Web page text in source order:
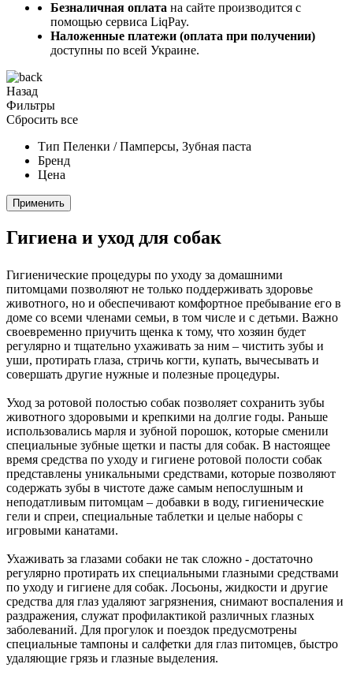
Безналичная оплата на сайте производится с
помощью сервиса LiqPay.
Наложенные платежи (оплата при получении)
доступны по всей Украине.
Назад
Фильтры
Сбросить все
Тип Пеленки / Памперсы, Зубная паста
Бренд
Цена
Применить
Гигиена и уход для собак
Гигиенические процедуры по уходу за домашними
питомцами позволяют не только поддерживать здоровье
животного, но и обеспечивают комфортное пребывание его в
доме со всеми членами семьи, в том числе и с детьми. Важно
своевременно приучить щенка к тому, что хозяин будет
регулярно и тщательно ухаживать за ним – чистить зубы и
уши, протирать глаза, стричь когти, купать, вычесывать и
совершать другие нужные и полезные процедуры.
Уход за ротовой полостью собак позволяет сохранить зубы
животного здоровыми и крепкими на долгие годы. Раньше
использовались марля и зубной порошок, которые сменили
специальные зубные щетки и пасты для собак. В настоящее
время средства по уходу и гигиене ротовой полости собак
представлены уникальными средствами, которые позволяют
содержать зубы в чистоте даже самым непослушным и
неподатливым питомцам – добавки в воду, гигиенические
гели и спреи, специальные таблетки и целые наборы с
игровыми канатами.
Ухаживать за глазами собаки не так сложно - достаточно
регулярно протирать их специальными глазными средствами
по уходу и гигиене для собак. Лосьоны, жидкости и другие
средства для глаз удаляют загрязнения, снимают воспаления и
раздражения, служат профилактикой различных глазных
заболеваний. Для прогулок и поездок предусмотрены
специальные тампоны и салфетки для глаз питомцев, быстро
удаляющие грязь и глазные выделения.